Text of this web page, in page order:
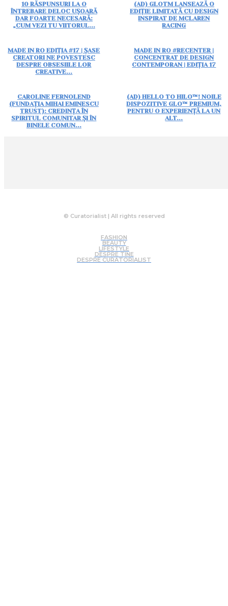
10 RĂSPUNSURI LA O
ÎNTREBARE DELOC UȘOARĂ
DAR FOARTE NECESARĂ:
„CUM VEZI TU VIITORUL...
(AD) GLOTM LANSEAZĂ O
EDIȚIE LIMITATĂ CU DESIGN
INSPIRAT DE MCLAREN
RACING
MADE IN RO EDIȚIA #17 | ȘASE
CREATORI NE POVESTESC
DESPRE OBSESIILE LOR
CREATIVE...
MADE IN RO #RECENTER |
CONCENTRAT DE DESIGN
CONTEMPORAN | EDIȚIA 17
CAROLINE FERNOLEND
(FUNDAȚIA MIHAI EMINESCU
TRUST): CREDINȚA ÎN
SPIRITUL COMUNITAR ȘI ÎN
BINELE COMUN...
(AD) HELLO TO HILO™! NOILE
DISPOZITIVE GLO™ PREMIUM,
PENTRU O EXPERIENȚĂ LA UN
ALT...
© Curatorialist | All rights reserved
FASHION
BEAUTY
LIFESTYLE
DESPRE TINE
DESPRE CURATORIALIST